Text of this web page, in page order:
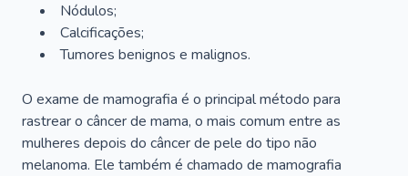
Nódulos;
Calcificações;
Tumores benignos e malignos.
O exame de mamografia é o principal método para
rastrear o câncer de mama, o mais comum entre as
mulheres depois do câncer de pele do tipo não
melanoma. Ele também é chamado de mamografia